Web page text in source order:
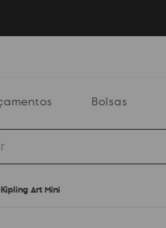
Bolsas
Art Mini